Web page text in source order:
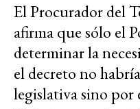
El Procurador del
afirma que sólo el
determinar la
el decreto no
legislativa sino por